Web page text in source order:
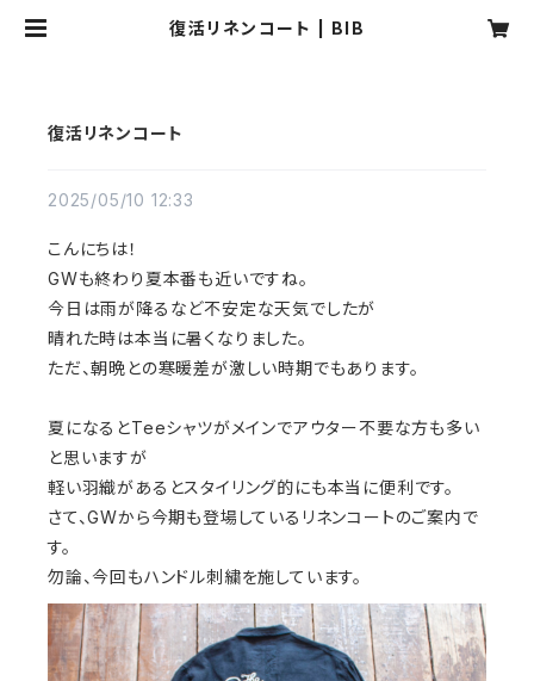
復活リネンコート | BIB
復活リネンコート
2025/05/10 12:33
こんにちは！
GWも終わり夏本番も近いですね。
今日は雨が降るなど不安定な天気でしたが
晴れた時は本当に暑くなりました。
ただ、朝晩との寒暖差が激しい時期でもあります。
夏になるとTeeシャツがメインでアウター不要な方も多い
と思いますが
軽い羽織があるとスタイリング的にも本当に便利です。
さて、GWから今期も登場しているリネンコートのご案内で
す。
勿論、今回もハンドル刺繍を施しています。